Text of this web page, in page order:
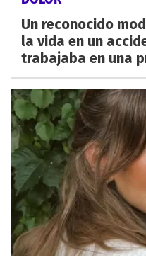
Un reconocido
la vida en un
trabajaba en una